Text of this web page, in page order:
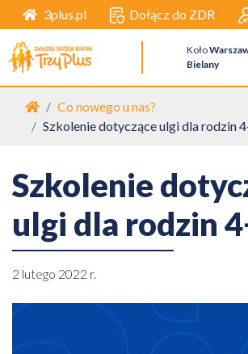
3plus.pl Dołącz do ZDR
Koło
Bielany
Strona główna
Co nowego u nas?
Szkolenie dotyczące ulgi dla rodzin
Szkolenie
ulgi dla rodzin
2 lutego 2022 r.